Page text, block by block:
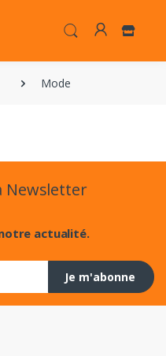
Mode
Newsletter
actualité.
Je m'abonne